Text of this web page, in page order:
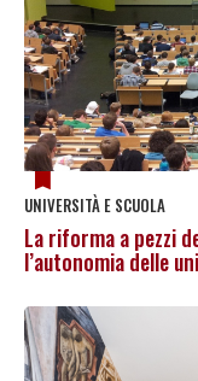
UNIVERSITÀ E SCUOLA
La riforma a pezzi
l’autonomia delle